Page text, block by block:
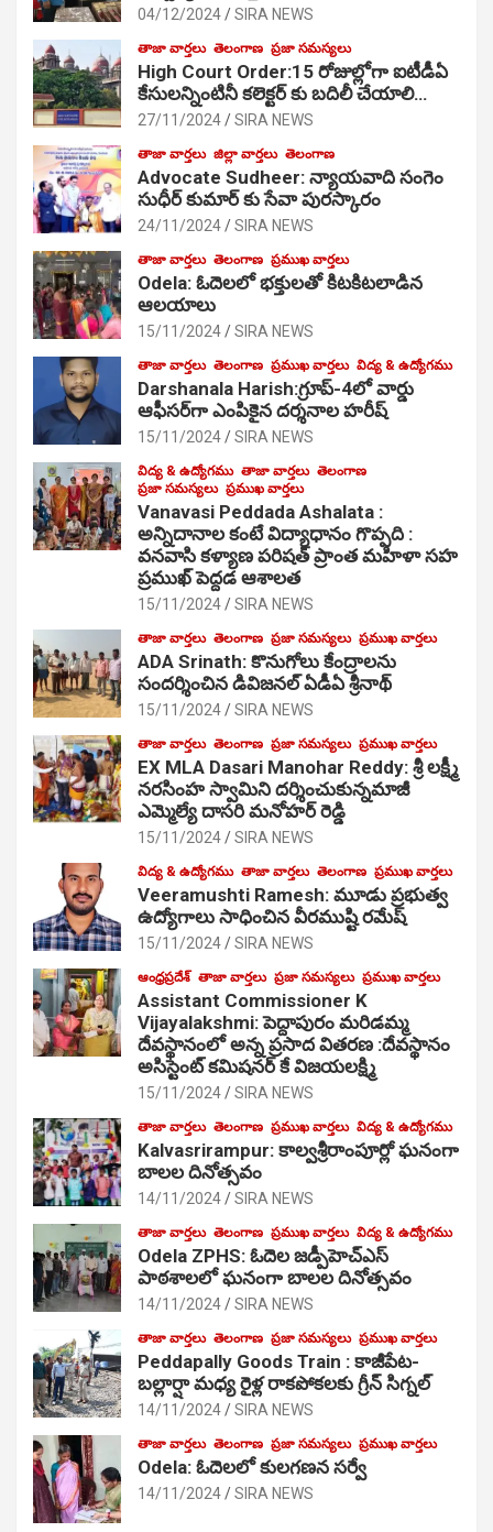
04/12/2024 SIRA NEWS
తాజా వార్తలు తెలంగాణ ప్రజా సమస్యలు
High Court Order:15 రోజుల్లోగా ఐటీడీఏ
కేసులన్నింటినీ కలెక్టర్ కు బదిలీ చేయాలి…
27/11/2024 SIRA NEWS
తాజా వార్తలు జిల్లా వార్తలు తెలంగాణ
Advocate Sudheer: న్యాయవాది సంగెం
సుధీర్ కుమార్ కు సేవా పురస్కారం
24/11/2024 SIRA NEWS
తాజా వార్తలు తెలంగాణ ప్రముఖ వార్తలు
Odela: ఓదెల‌లో భక్తులతో కిటకిటలాడిన
ఆల‌యాలు
15/11/2024 SIRA NEWS
తాజా వార్తలు తెలంగాణ ప్రముఖ వార్తలు విద్య & ఉద్యోగము
Darshanala Harish:గ్రూప్-4లో వార్డు
ఆఫీసర్‌గా ఎంపికైన దర్శనాల హరీష్
15/11/2024 SIRA NEWS
విద్య & ఉద్యోగము తాజా వార్తలు తెలంగాణ
ప్రజా సమస్యలు ప్రముఖ వార్తలు
Vanavasi Peddada Ashalata :
అన్నిదానాల కంటే విద్యాధానం గొప్పది :
వనవాసి కళ్యాణ పరిషత్ ప్రాంత మహిళా సహ
ప్రముఖ్ పెద్దడ ఆశాలత
15/11/2024 SIRA NEWS
తాజా వార్తలు తెలంగాణ ప్రజా సమస్యలు ప్రముఖ వార్తలు
ADA Srinath: కొనుగోలు కేంద్రాల‌ను
సంద‌ర్శించిన డివిజనల్ ఏడీఏ శ్రీనాథ్
15/11/2024 SIRA NEWS
తాజా వార్తలు తెలంగాణ ప్రజా సమస్యలు ప్రముఖ వార్తలు
EX MLA Dasari Manohar Reddy: శ్రీ లక్ష్మీ
నరసింహ స్వామిని దర్శించుకున్నమాజీ
ఎమ్మెల్యే దాసరి మనోహర్ రెడ్డి
15/11/2024 SIRA NEWS
విద్య & ఉద్యోగము తాజా వార్తలు తెలంగాణ ప్రముఖ వార్తలు
Veeramushti Ramesh: మూడు ప్రభుత్వ
ఉద్యోగాలు సాధించిన వీరముష్టి రమేష్
15/11/2024 SIRA NEWS
ఆంధ్రప్రదేశ్ తాజా వార్తలు ప్రజా సమస్యలు ప్రముఖ వార్తలు
Assistant Commissioner K
Vijayalakshmi: పెద్దాపురం మరిడమ్మ
దేవస్థానంలో అన్న ప్రసాద వితరణ :దేవస్థానం
అసిస్టెంట్ కమిషనర్ కే విజయలక్ష్మి
15/11/2024 SIRA NEWS
తాజా వార్తలు తెలంగాణ ప్రముఖ వార్తలు విద్య & ఉద్యోగము
Kalvasrirampur: కాల్వశ్రీరాంపూర్లో ఘనంగా
బాలల దినోత్సవం
14/11/2024 SIRA NEWS
తాజా వార్తలు తెలంగాణ ప్రముఖ వార్తలు విద్య & ఉద్యోగము
Odela ZPHS: ఓదెల జ‌డ్పీహెచ్ఎస్
పాఠ‌శాల‌లో ఘనంగా బాలల దినోత్సవం
14/11/2024 SIRA NEWS
తాజా వార్తలు తెలంగాణ ప్రజా సమస్యలు ప్రముఖ వార్తలు
Peddapally Goods Train : కాజీపేట-
బల్లార్షా మధ్య రైళ్ల రాకపోకలకు గ్రీన్ సిగ్నల్
14/11/2024 SIRA NEWS
తాజా వార్తలు తెలంగాణ ప్రజా సమస్యలు ప్రముఖ వార్తలు
Odela: ఓదెలలో కులగణన సర్వే
14/11/2024 SIRA NEWS